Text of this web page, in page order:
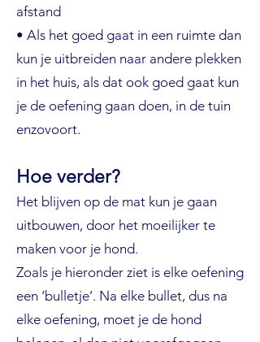
afstand
• Als het goed gaat in een ruimte dan
kun je uitbreiden naar andere plekken
in het huis, als dat ook goed gaat kun
je de oefening gaan doen, in de tuin
enzovoort.
Hoe verder?
Het blijven op de mat kun je gaan
uitbouwen, door het moeilijker te
maken voor je hond.
Zoals je hieronder ziet is elke oefening
een ‘bulletje’. Na elke bullet, dus na
elke oefening, moet je de hond